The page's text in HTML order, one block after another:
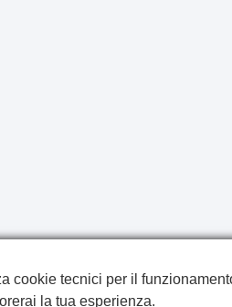
cookie tecnici per il
la tua esperienza.